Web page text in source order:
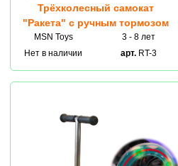
Трёхколесный самокат
"Ракета" с ручным тормозом
MSN Toys
3 - 8 лет
Нет в наличии
арт.RT-3